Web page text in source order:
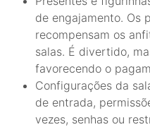
de engajamento. Os
recompensam os
salas. É divertido,
favorecendo o
Configurações da
de entrada,
vezes, senhas ou